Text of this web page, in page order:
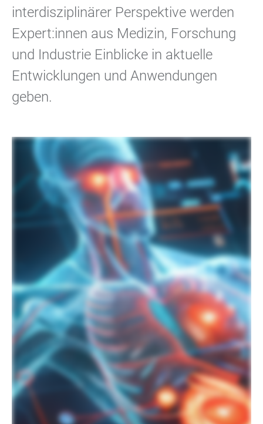
interdisziplinärer Perspektive werden
Expert:innen aus Medizin, Forschung
und Industrie Einblicke in aktuelle
Entwicklungen und Anwendungen
geben.